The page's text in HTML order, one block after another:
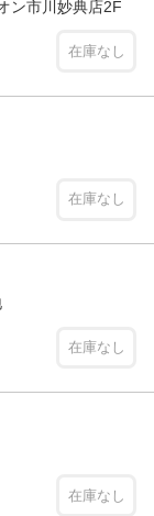
ン市川妙典店2F
在庫なし
在庫なし
在庫なし
在庫なし